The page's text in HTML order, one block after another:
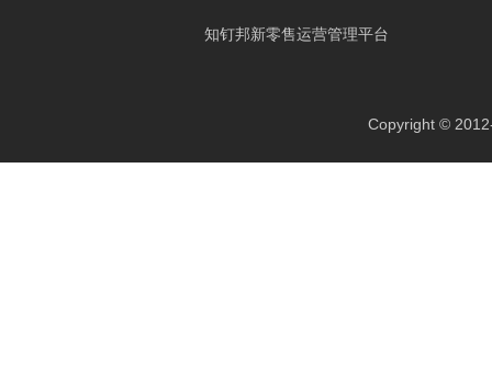
知钉邦新零售运营管理平台
Copyright ©